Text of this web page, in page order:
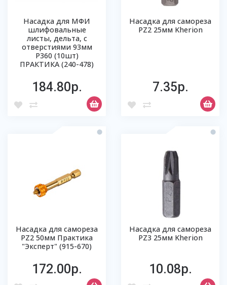
Насадка для МФИ
шлифовальные
листы, дельта, с
отверстиями 93мм
Р360 (10шт)
ПРАКТИКА (240-478)
184.80р.
Насадка для самореза
РZ2 25мм Kherion
7.35р.
Насадка для самореза
РZ2 50мм Практика
"Эксперт" (915-670)
172.00р.
Насадка для самореза
РZ3 25мм Kherion
10.08р.